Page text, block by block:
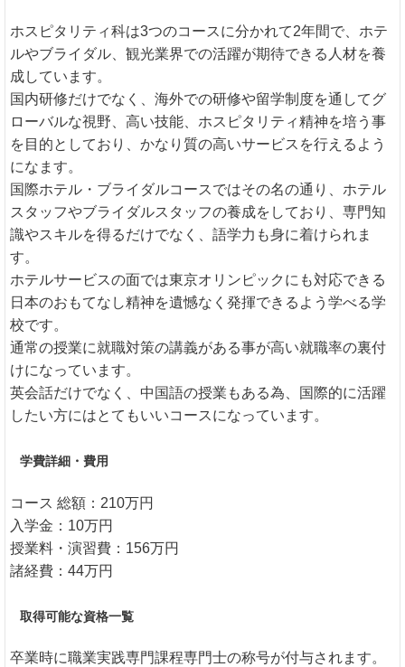
ホスピタリティ科は3つのコースに分かれて2年間で、ホテ
ルやブライダル、観光業界での活躍が期待できる人材を養
成しています。
国内研修だけでなく、海外での研修や留学制度を通してグ
ローバルな視野、高い技能、ホスピタリティ精神を培う事
を目的としており、かなり質の高いサービスを行えるよう
になます。
国際ホテル・ブライダルコースではその名の通り、ホテル
スタッフやブライダルスタッフの養成をしており、専門知
識やスキルを得るだけでなく、語学力も身に着けられま
す。
ホテルサービスの面では東京オリンピックにも対応できる
日本のおもてなし精神を遺憾なく発揮できるよう学べる学
校です。
通常の授業に就職対策の講義がある事が高い就職率の裏付
けになっています。
英会話だけでなく、中国語の授業もある為、国際的に活躍
したい方にはとてもいいコースになっています。
学費詳細・費用
コース 総額：210万円
入学金：10万円
授業料・演習費：156万円
諸経費：44万円
取得可能な資格一覧
卒業時に職業実践専門課程専門士の称号が付与されます。